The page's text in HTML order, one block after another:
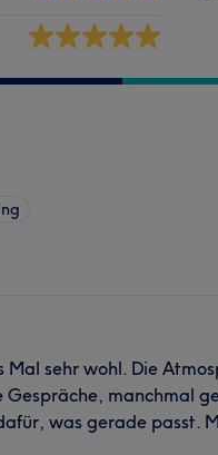
Mal sehr wohl. Die
manchmal
was gerade passt.